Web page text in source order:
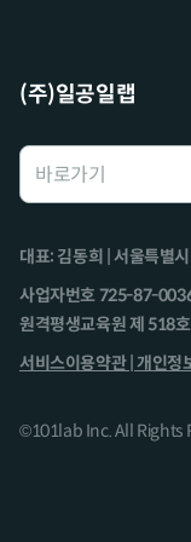
(주)일공일랩
대표: 김동희 | 서울특별
사업자번호 725-87-
원격평생교육원 제 518호
서비스이용약관 | 개인정
©101lab Inc. All Rights